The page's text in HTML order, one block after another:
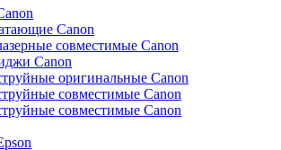
Canon
совместимые Canon
Canon
оригинальные Canon
совместимые Canon
совместимые Canon